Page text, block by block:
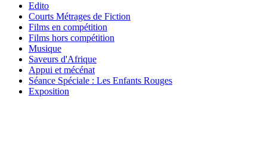
Edito
Courts Métrages de Fiction
Films en compétition
Films hors compétition
Musique
Saveurs d'Afrique
Appui et mécénat
Séance Spéciale : Les Enfants Rouges
Exposition